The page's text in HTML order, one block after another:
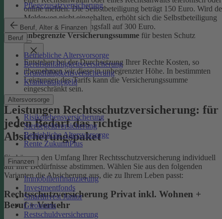
Pflegezusatzversicherung
Beruf, Alter & Finanzen
Beruf
Betriebliche Altersvorsorge
Berufsunfähigkeitsversicherung
Grundfähigkeitsversicherung
Krankentagegeld
Altersvorsorge
Risikolebensversicherung
Sterbegeldversicherung
Betriebliche Altersvorsorge
Rente ZukunftPlus
Finanzen
Immobilienfinanzierung
Investmentfonds
SmartInvest Junior
Girokonto
Restschuldversicherung
online melden. Die Selbstbeteiligung beträgt 150 Euro. Wird
Meldeweg nicht eingehalten, erhöht sich die Selbstbeteiligung
für diesen Versicherungsfall auf 300 Euro.
unbegrenzte Versicherungssumme für besten Schutz
Entstehen bei der Durchsetzung Ihrer Rechte Kosten, so
übernehmen wir diese in unbegrenzter Höhe. In bestimmten
Leistungen des Tarifs kann die Versicherungssumme
eingeschränkt sein.
Leistungen Rechtsschutzversicherung: für
jeden Bedarf das richtige
Absicherungspaket
Sie können den Umfang Ihrer Rechtsschutzversicherung individuell
auf Ihre Bedürfnisse abstimmen. Wählen Sie aus den folgenden
Varianten die Absicherung aus, die zu Ihrem Leben passt:
Rechtsschutzversicherung Privat inkl. Wohnen +
Beruf + Verkehr